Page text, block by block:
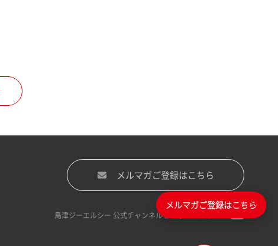
メルマガご登録はこちら
島津ジーエルシー 公式チャンネルをフォローする
メルマガご登録はこちら